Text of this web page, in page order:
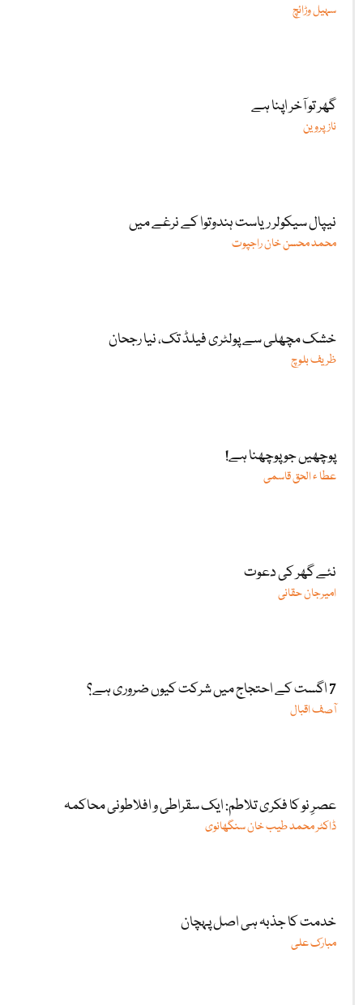
سہیل وڑائچ
گھر تو آخر اپنا ہے
ناز پروین
نیپال سیکولر ریاست ہندوتوا کے نرغے میں
محمد محسن خان راجپوت
خشک مچھلی سے پولٹری فیلڈ تک، نیا رجحان
ظریف بلوچ
پوچھیں جو پوچھنا ہے!
عطا ء الحق قاسمی
نئے گھر کی دعوت
امیرجان حقانی
7 اگست کے احتجاج میں شرکت کیوں ضروری ہے؟
آصف اقبال
عصرِ نو کا فکری تلاطم: ایک سقراطی و افلاطونی محاکمہ
ڈاکٹر محمد طیب خان سنگھانوی
خدمت کا جذبہ ہی اصل پہچان
مبارک علی